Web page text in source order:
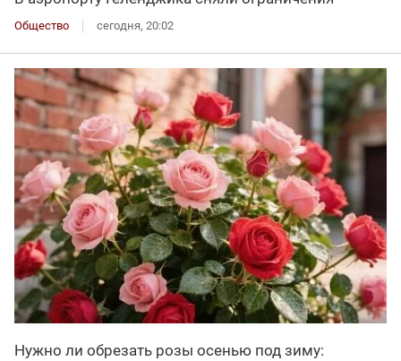
Общество сегодня, 20:02
Нужно ли обрезать розы осенью под зиму: